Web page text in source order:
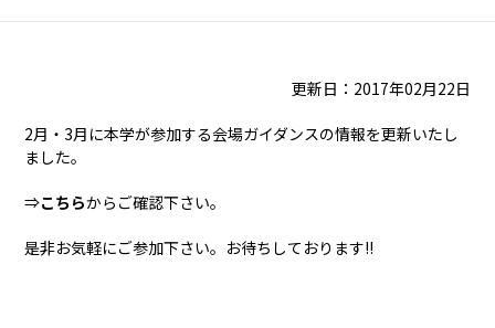
更新日：2017年02月22日
2月・3月に本学が参加する会場ガイダンスの情報を更新いたし
ました。
⇒こちらからご確認下さい。
是非お気軽にご参加下さい。お待ちしております!!